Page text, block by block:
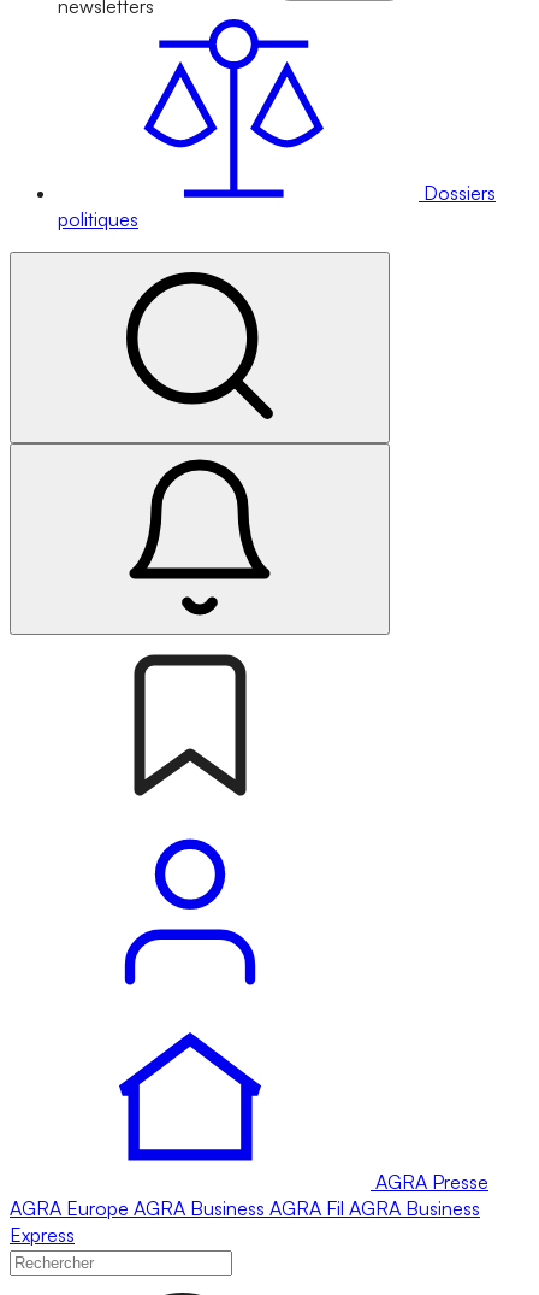
newsletters
Dossiers
politiques
AGRA Presse
AGRA Europe AGRA Business AGRA Fil AGRA Business
Express